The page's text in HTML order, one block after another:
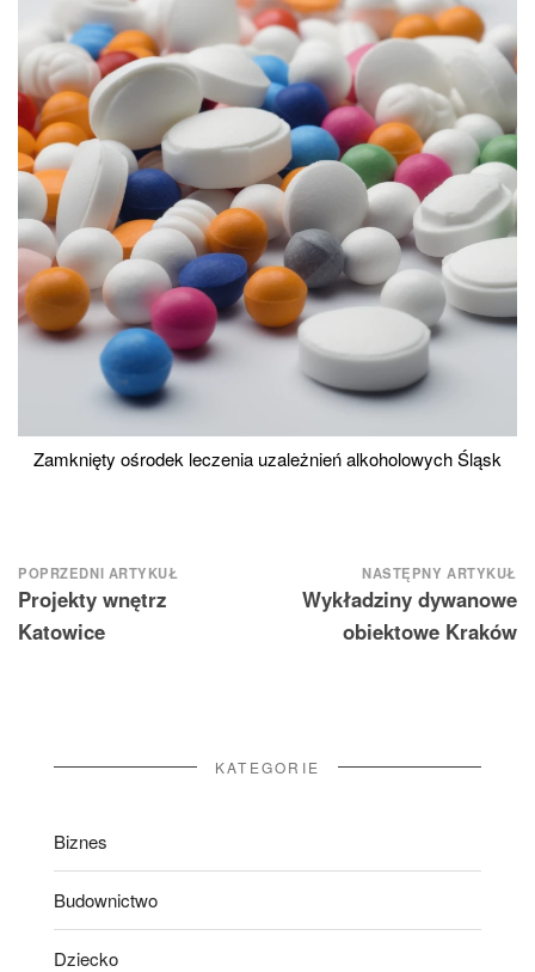
Zamknięty ośrodek leczenia uzależnień alkoholowych Śląsk
Nawigacja
wpisu
POPRZEDNI ARTYKUŁ
Projekty wnętrz
Katowice
NASTĘPNY ARTYKUŁ
Wykładziny dywanowe
obiektowe Kraków
KATEGORIE
Biznes
Budownictwo
Dziecko